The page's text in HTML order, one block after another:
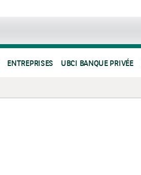
ENTREPRISES UBCI BANQUE PRIVÉE